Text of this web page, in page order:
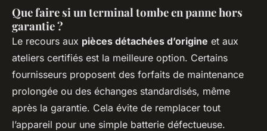
Que faire si un terminal tombe en panne hors
garantie ?
Le recours aux pièces détachées d’origine et aux
ateliers certifiés est la meilleure option. Certains
fournisseurs proposent des forfaits de maintenance
prolongée ou des échanges standardisés, même
après la garantie. Cela évite de remplacer tout
l’appareil pour une simple batterie défectueuse.